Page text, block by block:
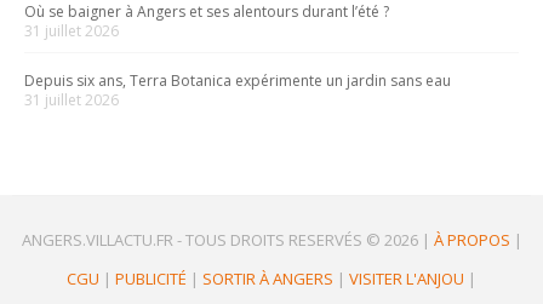
Où se baigner à Angers et ses alentours durant l’été ?
31 juillet 2026
Depuis six ans, Terra Botanica expérimente un jardin sans eau
31 juillet 2026
ANGERS.VILLACTU.FR -TOUS DROITS RESERVÉS © 2026| À PROPOS |
CGU | PUBLICITÉ | SORTIR À ANGERS | VISITER L'ANJOU |